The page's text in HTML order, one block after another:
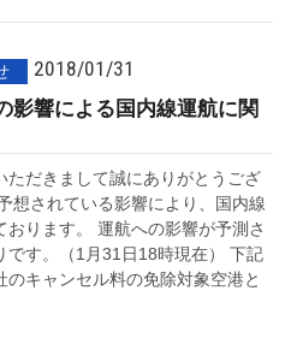
2018/01/31
響による国内線運航に関
ただきまして誠にありがとうござ
想されている影響により、国内線
ります。 運航への影響が予測さ
です。（1月31日18時現在） 下記
キャンセル料の免除対象空港と